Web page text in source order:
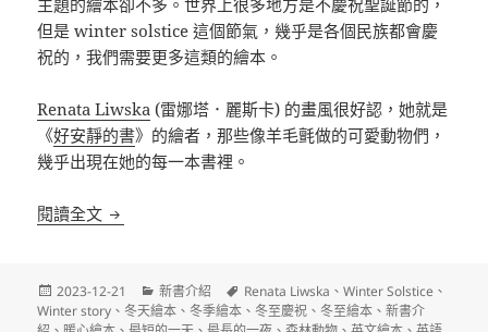
但是 winter solstice 這個節氣，幾乎是各個民族都會慶
祝的，我們需要更多這類的繪本。
Renata Liwska (雷娜塔．麗斯卡) 的畫風很好認，她就是
《好安靜的書》的繪者，那些像羊毛氈做的可愛動物們，
幾乎出現在她的每一本書裡。
閱讀全文 美麗的冬至繪本 Winter: A Solstice Story
發
佈
2023-12-21
分
類
新書介紹
標
籤
Renata Liwska 、Winter Solstice 、
Winter story 、 冬天繪本 、 冬季繪本 、 冬至慶祝 、 冬至繪本 、新書介